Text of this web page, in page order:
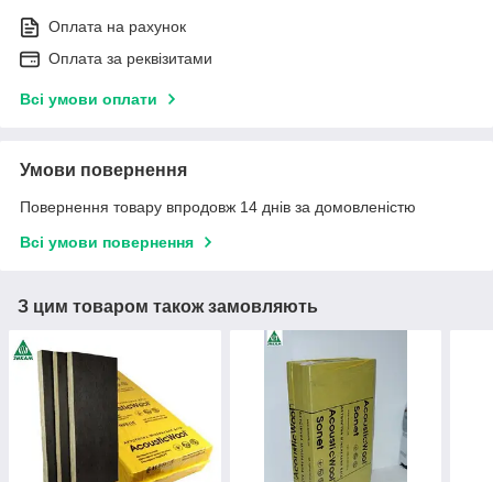
Оплата на рахунок
Оплата за реквізитами
Всі умови оплати
Умови повернення
Повернення товару впродовж 14 днів за домовленістю
Всі умови повернення
З цим товаром також замовляють